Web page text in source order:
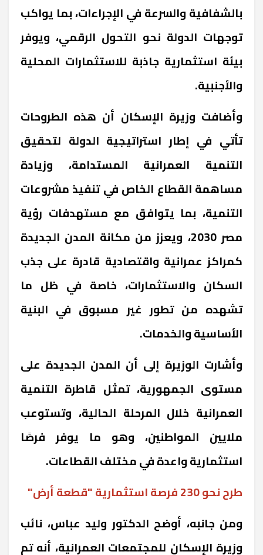
بالشفافية والسرعة في الإجراءات، بما يواكب
توجهات الدولة نحو التحول الرقمي، ويوفر
بيئة استثمارية جاذبة للاستثمارات المحلية
والأجنبية.
وأضافت وزيرة الإسكان أن هذه الطروحات
تأتي في إطار استراتيجية الدولة لتحقيق
التنمية العمرانية المستدامة، وزيادة
مساهمة القطاع الخاص في تنفيذ مشروعات
التنمية، بما يتوافق مع مستهدفات رؤية
مصر 2030، ويعزز من مكانة المدن الجديدة
كمراكز عمرانية واقتصادية قادرة على جذب
السكان والاستثمارات، خاصة في ظل ما
تشهده من تطور غير مسبوق في البنية
الأساسية والخدمات.
وأشارت الوزيرة إلى أن المدن الجديدة على
مستوى الجمهورية، تمثل قاطرة التنمية
العمرانية خلال المرحلة الحالية، وتستوعب
ملايين المواطنين، وهو ما يوفر فرصًا
استثمارية واعدة في مختلف القطاعات.
طرح نحو 230 فرصة استثمارية "قطعة أرض"
ومن جانبه، أوضح الدكتور وليد عباس، نائب
وزيرة الإسكان للمجتمعات العمرانية، أنه تم